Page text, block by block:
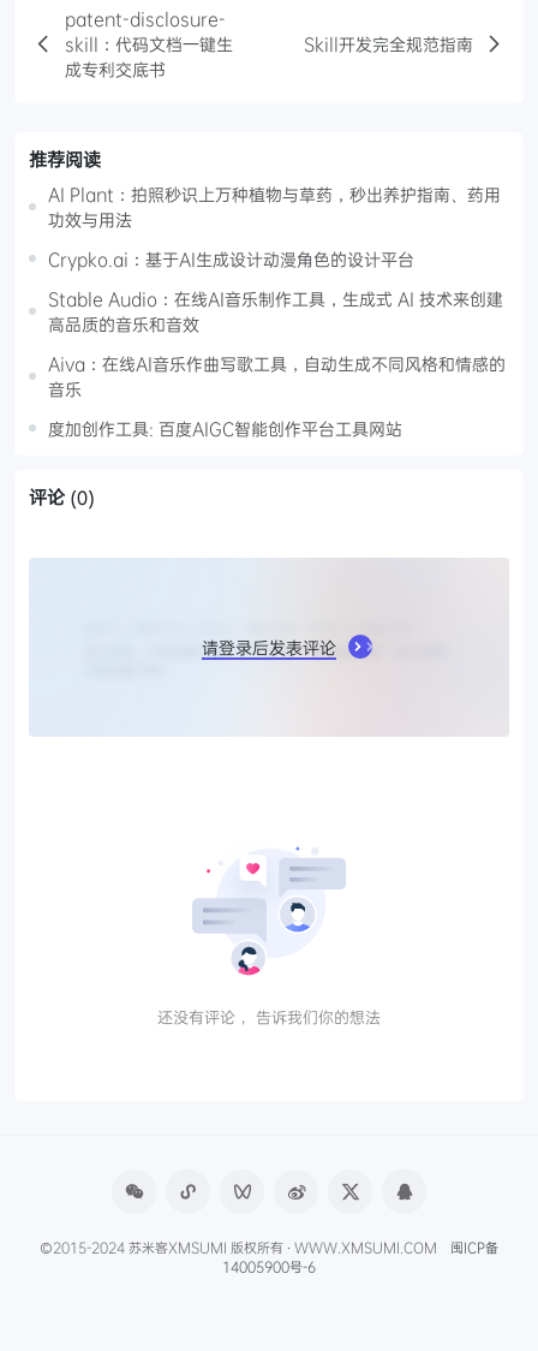
patent-disclosure-
skill：代码文档一键生
成专利交底书
Skill开发完全规范指南
推荐阅读
AI Plant：拍照秒识上万种植物与草药，秒出养护指南、药用
功效与用法
Crypko.ai：基于AI生成设计动漫角色的设计平台
Stable Audio：在线AI音乐制作工具，生成式 AI 技术来创建
高品质的音乐和音效
Aiva：在线AI音乐作曲写歌工具，自动生成不同风格和情感的
音乐
度加创作工具: 百度AIGC智能创作平台工具网站
评论 (0)
请登录后发表评论
还没有评论， 告诉我们你的想法
©2015-2024 苏米客XMSUMI 版权所有 · WWW.XMSUMI.COM 闽ICP备
14005900号-6